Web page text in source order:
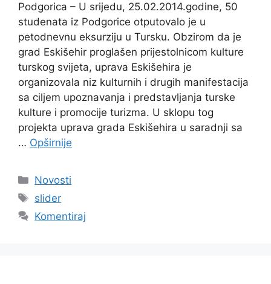
Podgorica – U srijedu, 25.02.2014.godine, 50
studenata iz Podgorice otputovalo je u
petodnevnu eksurziju u Tursku. Obzirom da je
grad Eskišehir proglašen prijestolnicom kulture
turskog svijeta, uprava Eskišehira je
organizovala niz kulturnih i drugih manifestacija
sa ciljem upoznavanja i predstavljanja turske
kulture i promocije turizma. U sklopu tog
projekta uprava grada Eskišehira u saradnji sa
… Opširnije
Kategorije
Novosti
Oznake
slider
Komentiraj